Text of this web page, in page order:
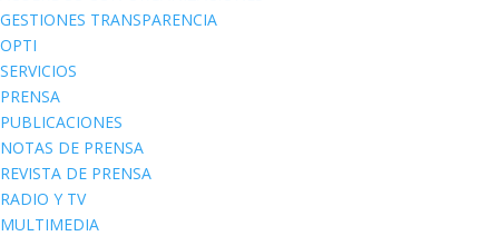
GESTIONES TRANSPARENCIA
OPTI
SERVICIOS
PRENSA
PUBLICACIONES
NOTAS DE PRENSA
REVISTA DE PRENSA
RADIO Y TV
MULTIMEDIA